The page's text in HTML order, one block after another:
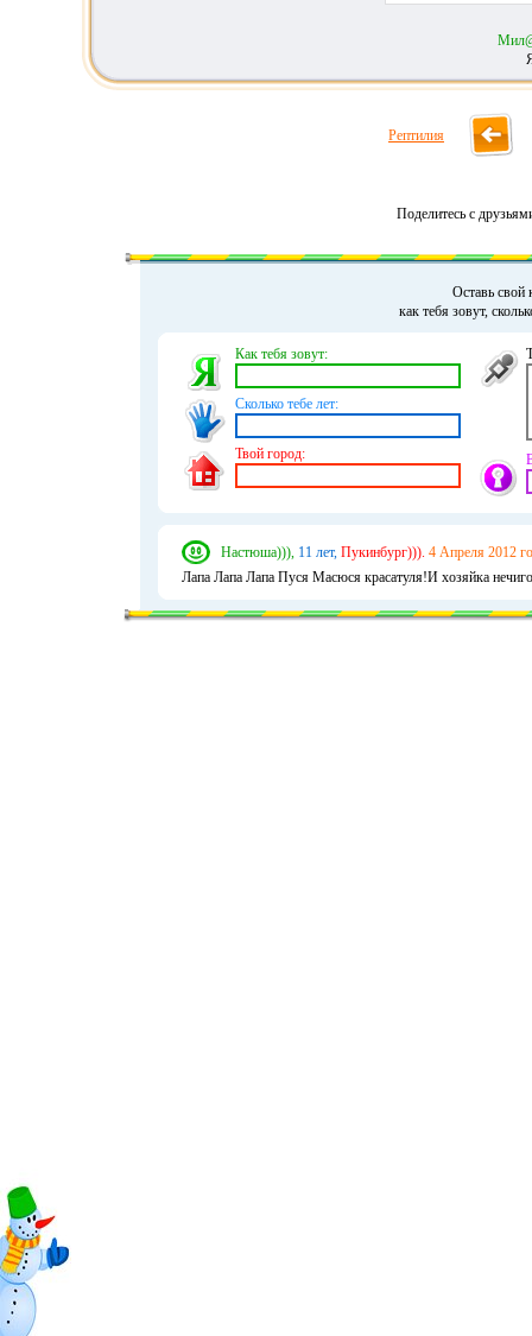
Рептилия
Поделитесь с
Оставь свой
как тебя зовут,
Как тебя зовут:
Сколько тебе лет:
Твой город:
Настюша))), 11 лет, Пукинбург))). 4 Апреля 2012
Лапа Лапа Лапа Пуся Масюся красатуля!И хозяйка